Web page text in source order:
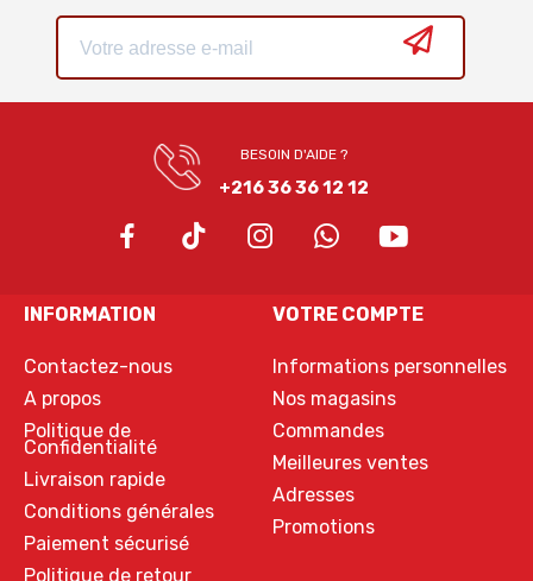
BESOIN D'AIDE ?
+216 36 36 12 12
INFORMATION
Contactez-nous
A propos
Politique de
Confidentialité
Livraison rapide
Conditions générales
Paiement sécurisé
Politique de retour
VOTRE COMPTE
Informations personnelles
Nos magasins
Commandes
Meilleures ventes
Adresses
Promotions